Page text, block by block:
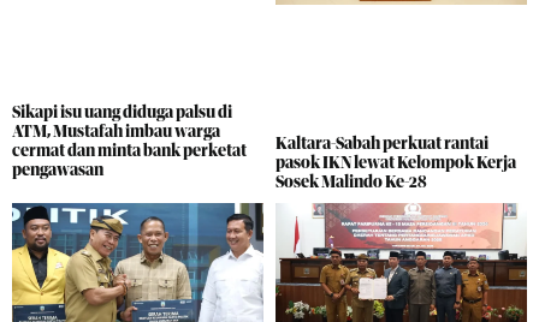
Sikapi isu uang diduga palsu di
ATM, Mustafah imbau warga
cermat dan minta bank perketat
pengawasan
Kaltara-Sabah perkuat rantai
pasok IKN lewat Kelompok Kerja
Sosek Malindo Ke-28